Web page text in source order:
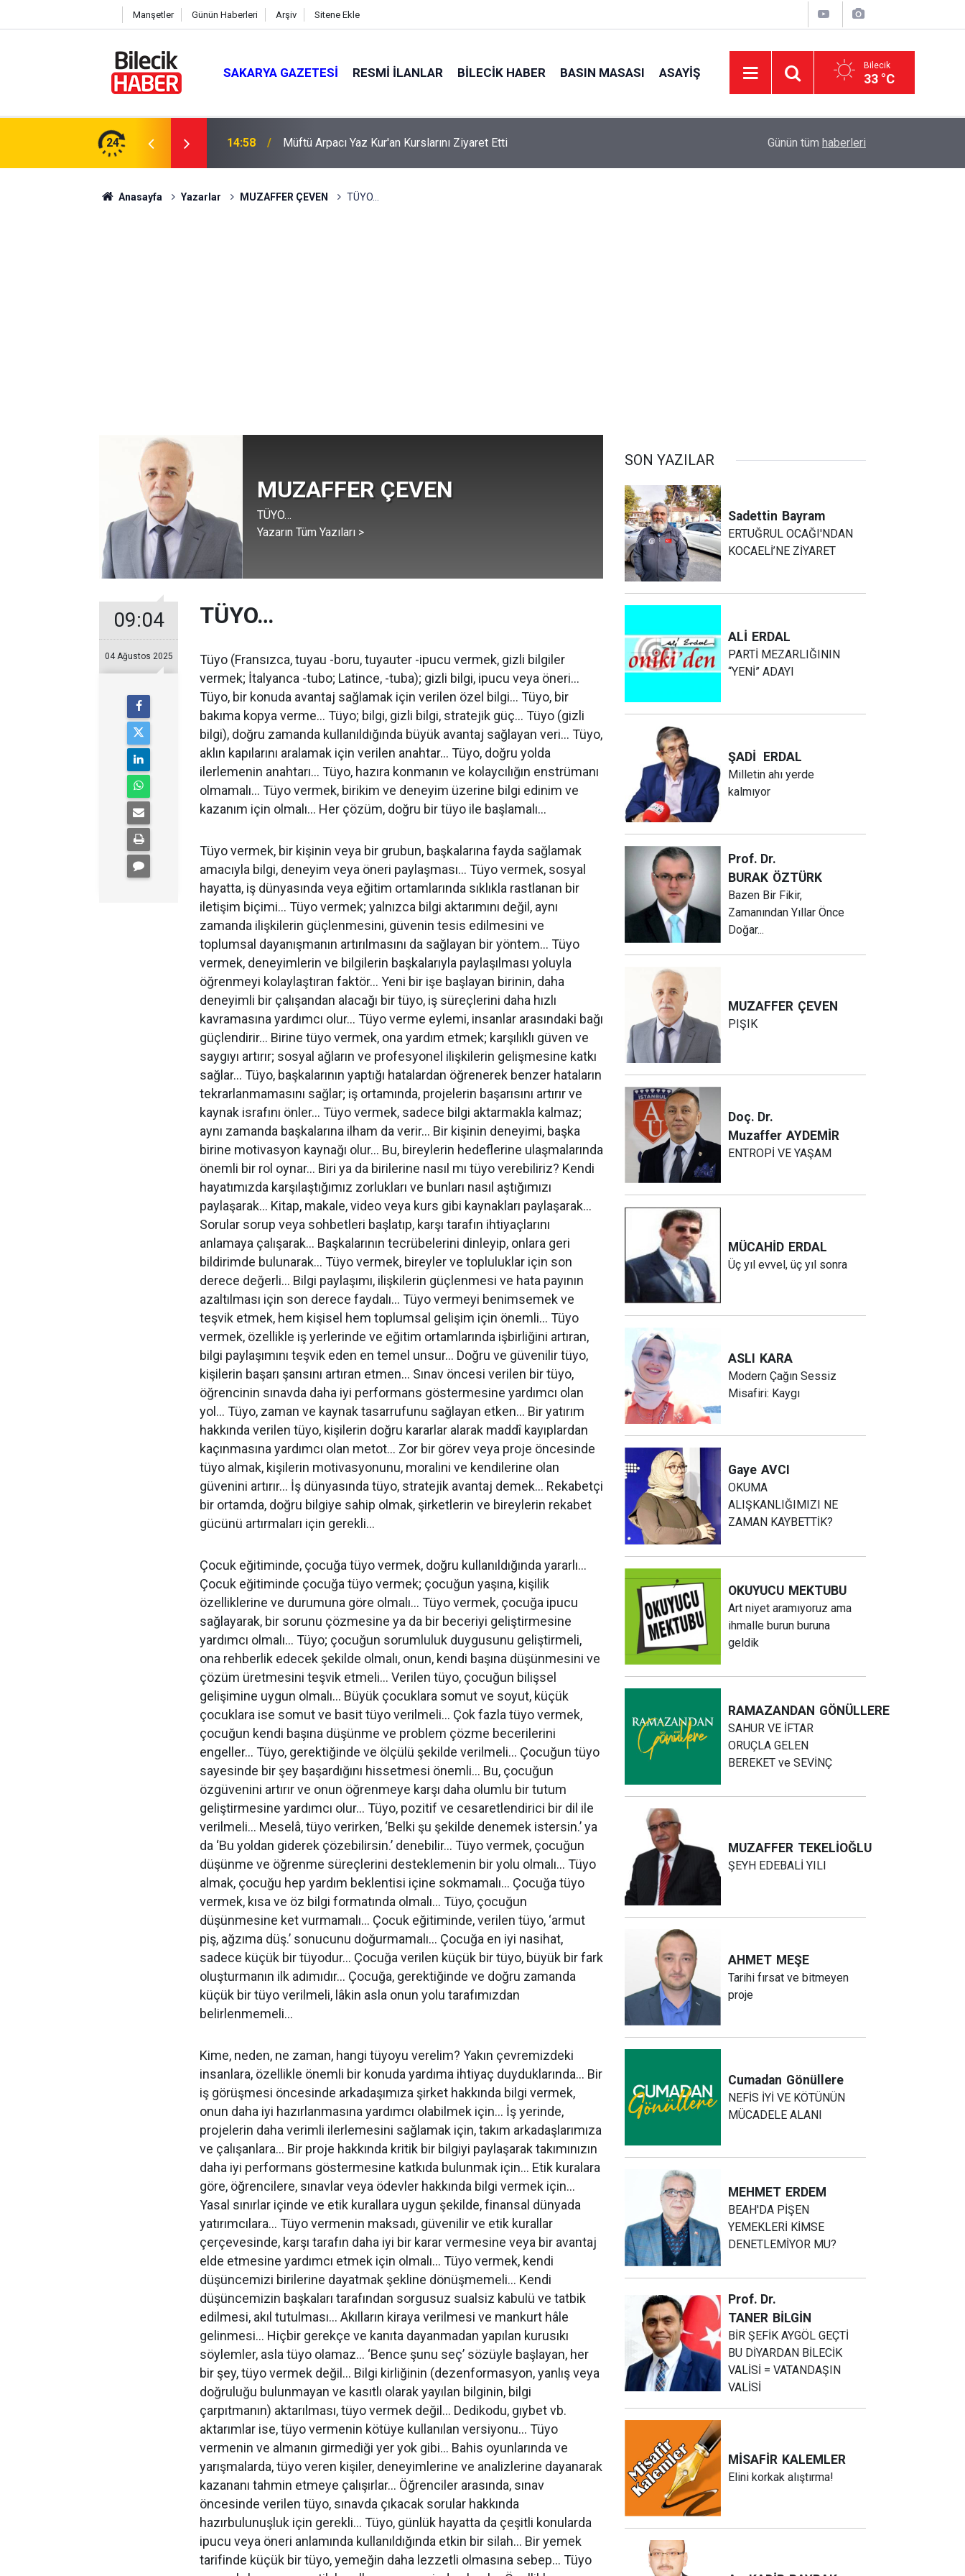
Manşetler Günün Haberleri Arşiv Sitene Ekle
SAKARYA GAZETESI RESMI İLANLAR BILECIK HABER BASIN MASASI ASAYIŞ Bilecik
33 °C
24 14:58 Müftü Arpacı Yaz Kur'an Kurslarını Ziyaret Etti Kaymakam Titiz, İncelemelerde Bulundu
Günün tüm haberleri
Anasayfa Yazarlar MUZAFFER ÇEVEN TÜYO…
MUZAFFER ÇEVEN
TÜYO…
Yazarın Tüm Yazıları >
09:04
04 Ağustos 2025
TÜYO…
Tüyo (Fransızca, tuyau -boru, tuyauter -ipucu vermek, gizli bilgiler
vermek; İtalyanca -tubo; Latince, -tuba); gizli bilgi, ipucu veya öneri…
Tüyo, bir konuda avantaj sağlamak için verilen özel bilgi… Tüyo, bir
bakıma kopya verme… Tüyo; bilgi, gizli bilgi, stratejik güç… Tüyo (gizli
bilgi), doğru zamanda kullanıldığında büyük avantaj sağlayan veri… Tüyo,
aklın kapılarını aralamak için verilen anahtar… Tüyo, doğru yolda
ilerlemenin anahtarı… Tüyo, hazıra konmanın ve kolaycılığın enstrümanı
olmamalı… Tüyo vermek, birikim ve deneyim üzerine bilgi edinim ve
kazanım için olmalı… Her çözüm, doğru bir tüyo ile başlamalı…
Tüyo vermek, bir kişinin veya bir grubun, başkalarına fayda sağlamak
amacıyla bilgi, deneyim veya öneri paylaşması… Tüyo vermek, sosyal
hayatta, iş dünyasında veya eğitim ortamlarında sıklıkla rastlanan bir
iletişim biçimi… Tüyo vermek; yalnızca bilgi aktarımını değil, aynı
zamanda ilişkilerin güçlenmesini, güvenin tesis edilmesini ve
toplumsal dayanışmanın artırılmasını da sağlayan bir yöntem… Tüyo
vermek, deneyimlerin ve bilgilerin başkalarıyla paylaşılması yoluyla
öğrenmeyi kolaylaştıran faktör… Yeni bir işe başlayan birinin, daha
deneyimli bir çalışandan alacağı bir tüyo, iş süreçlerini daha hızlı
kavramasına yardımcı olur… Tüyo verme eylemi, insanlar arasındaki bağı
güçlendirir… Birine tüyo vermek, ona yardım etmek; karşılıklı güven ve
saygıyı artırır; sosyal ağların ve profesyonel ilişkilerin gelişmesine katkı
sağlar… Tüyo, başkalarının yaptığı hatalardan öğrenerek benzer hataların
tekrarlanmamasını sağlar; iş ortamında, projelerin başarısını artırır ve
kaynak israfını önler… Tüyo vermek, sadece bilgi aktarmakla kalmaz;
aynı zamanda başkalarına ilham da verir… Bir kişinin deneyimi, başka
birine motivasyon kaynağı olur… Bu, bireylerin hedeflerine ulaşmalarında
önemli bir rol oynar… Biri ya da birilerine nasıl mı tüyo verebiliriz? Kendi
hayatımızda karşılaştığımız zorlukları ve bunları nasıl aştığımızı
paylaşarak… Kitap, makale, video veya kurs gibi kaynakları paylaşarak…
Sorular sorup veya sohbetleri başlatıp, karşı tarafın ihtiyaçlarını
anlamaya çalışarak… Başkalarının tecrübelerini dinleyip, onlara geri
bildirimde bulunarak… Tüyo vermek, bireyler ve topluluklar için son
derece değerli… Bilgi paylaşımı, ilişkilerin güçlenmesi ve hata payının
azaltılması için son derece faydalı… Tüyo vermeyi benimsemek ve
teşvik etmek, hem kişisel hem toplumsal gelişim için önemli… Tüyo
vermek, özellikle iş yerlerinde ve eğitim ortamlarında işbirliğini artıran,
bilgi paylaşımını teşvik eden en temel unsur… Doğru ve güvenilir tüyo,
kişilerin başarı şansını artıran etmen… Sınav öncesi verilen bir tüyo,
öğrencinin sınavda daha iyi performans göstermesine yardımcı olan
yol… Tüyo, zaman ve kaynak tasarrufunu sağlayan etken… Bir yatırım
hakkında verilen tüyo, kişilerin doğru kararlar alarak maddî kayıplardan
kaçınmasına yardımcı olan metot… Zor bir görev veya proje öncesinde
tüyo almak, kişilerin motivasyonunu, moralini ve kendilerine olan
güvenini artırır… İş dünyasında tüyo, stratejik avantaj demek… Rekabetçi
bir ortamda, doğru bilgiye sahip olmak, şirketlerin ve bireylerin rekabet
gücünü artırmaları için gerekli…
Çocuk eğitiminde, çocuğa tüyo vermek, doğru kullanıldığında yararlı…
Çocuk eğitiminde çocuğa tüyo vermek; çocuğun yaşına, kişilik
özelliklerine ve durumuna göre olmalı… Tüyo vermek, çocuğa ipucu
sağlayarak, bir sorunu çözmesine ya da bir beceriyi geliştirmesine
yardımcı olmalı… Tüyo; çocuğun sorumluluk duygusunu geliştirmeli,
ona rehberlik edecek şekilde olmalı, onun, kendi başına düşünmesini ve
çözüm üretmesini teşvik etmeli… Verilen tüyo, çocuğun bilişsel
gelişimine uygun olmalı… Büyük çocuklara somut ve soyut, küçük
çocuklara ise somut ve basit tüyo verilmeli… Çok fazla tüyo vermek,
çocuğun kendi başına düşünme ve problem çözme becerilerini
engeller… Tüyo, gerektiğinde ve ölçülü şekilde verilmeli… Çocuğun tüyo
sayesinde bir şey başardığını hissetmesi önemli… Bu, çocuğun
özgüvenini artırır ve onun öğrenmeye karşı daha olumlu bir tutum
geliştirmesine yardımcı olur… Tüyo, pozitif ve cesaretlendirici bir dil ile
verilmeli… Meselâ, tüyo verirken, ‘Belki şu şekilde denemek istersin.’ ya
da ‘Bu yoldan giderek çözebilirsin.’ denebilir… Tüyo vermek, çocuğun
düşünme ve öğrenme süreçlerini desteklemenin bir yolu olmalı… Tüyo
almak, çocuğu hep yardım beklentisi içine sokmamalı… Çocuğa tüyo
vermek, kısa ve öz bilgi formatında olmalı… Tüyo, çocuğun
düşünmesine ket vurmamalı… Çocuk eğitiminde, verilen tüyo, ‘armut
piş, ağzıma düş.’ sonucunu doğurmamalı… Çocuğa en iyi nasihat,
sadece küçük bir tüyodur… Çocuğa verilen küçük bir tüyo, büyük bir fark
oluşturmanın ilk adımıdır… Çocuğa, gerektiğinde ve doğru zamanda
küçük bir tüyo verilmeli, lâkin asla onun yolu tarafımızdan
belirlenmemeli…
Kime, neden, ne zaman, hangi tüyoyu verelim? Yakın çevremizdeki
insanlara, özellikle önemli bir konuda yardıma ihtiyaç duyduklarında… Bir
iş görüşmesi öncesinde arkadaşımıza şirket hakkında bilgi vermek,
onun daha iyi hazırlanmasına yardımcı olabilmek için… İş yerinde,
projelerin daha verimli ilerlemesini sağlamak için, takım arkadaşlarımıza
ve çalışanlara… Bir proje hakkında kritik bir bilgiyi paylaşarak takımınızın
daha iyi performans göstermesine katkıda bulunmak için… Etik kuralara
göre, öğrencilere, sınavlar veya ödevler hakkında bilgi vermek için…
Yasal sınırlar içinde ve etik kurallara uygun şekilde, finansal dünyada
yatırımcılara… Tüyo vermenin maksadı, güvenilir ve etik kurallar
çerçevesinde, karşı tarafın daha iyi bir karar vermesine veya bir avantaj
elde etmesine yardımcı etmek için olmalı… Tüyo vermek, kendi
düşüncemizi birilerine dayatmak şekline dönüşmemeli… Kendi
düşüncemizin başkaları tarafından sorgusuz sualsiz kabulü ve tatbik
edilmesi, akıl tutulması… Akılların kiraya verilmesi ve mankurt hâle
gelinmesi… Hiçbir gerekçe ve kanıta dayanmadan yapılan kurusıkı
söylemler, asla tüyo olamaz… ‘Bence şunu seç’ sözüyle başlayan, her
bir şey, tüyo vermek değil… Bilgi kirliğinin (dezenformasyon, yanlış veya
doğruluğu bulunmayan ve kasıtlı olarak yayılan bilginin, bilgi
çarpıtmanın) aktarılması, tüyo vermek değil… Dedikodu, gıybet vb.
aktarımlar ise, tüyo vermenin kötüye kullanılan versiyonu… Tüyo
vermenin ve almanın girmediği yer yok gibi… Bahis oyunlarında ve
yarışmalarda, tüyo veren kişiler, deneyimlerine ve analizlerine dayanarak
kazananı tahmin etmeye çalışırlar... Öğrenciler arasında, sınav
öncesinde verilen tüyo, sınavda çıkacak sorular hakkında
hazırbulunuşluk için gerekli… Tüyo, günlük hayatta da çeşitli konularda
ipucu veya öneri anlamında kullanıldığında etkin bir silah… Bir yemek
tarifinde küçük bir tüyo, yemeğin daha lezzetli olmasına sebep… Tüyo
SON YAZILAR
Sadettin Bayram
ERTUĞRUL OCAĞI'NDAN
KOCAELİ’NE ZİYARET
ALİ ERDAL
PARTİ MEZARLIĞININ
“YENİ” ADAYI
ŞADİ ERDAL
Milletin ahı yerde
kalmıyor
Prof. Dr.
BURAK ÖZTÜRK
Bazen Bir Fikir,
Zamanından Yıllar Önce
Doğar...
MUZAFFER ÇEVEN
PIŞIK
Doç. Dr.
Muzaffer AYDEMİR
ENTROPİ VE YAŞAM
MÜCAHİD ERDAL
Üç yıl evvel, üç yıl sonra
ASLI KARA
Modern Çağın Sessiz
Misafiri: Kaygı
Gaye AVCI
OKUMA
ALIŞKANLIĞIMIZI NE
ZAMAN KAYBETTİK?
OKUYUCU MEKTUBU
Art niyet aramıyoruz ama
ihmalle burun buruna
geldik
RAMAZANDAN GÖNÜLLERE
SAHUR VE İFTAR
ORUÇLA GELEN
BEREKET ve SEVİNÇ
MUZAFFER TEKELİOĞLU
ŞEYH EDEBALİ YILI
AHMET MEŞE
Tarihi fırsat ve bitmeyen
proje
Cumadan Gönüllere
NEFİS İYİ VE KÖTÜNÜN
MÜCADELE ALANI
MEHMET ERDEM
BEAH'DA PİŞEN
YEMEKLERİ KİMSE
DENETLEMİYOR MU?
Prof. Dr.
TANER BİLGİN
BİR ŞEFİK AYGÖL GEÇTİ
BU DİYARDAN BİLECİK
VALİSİ = VATANDAŞIN
VALİSİ
MİSAFİR KALEMLER
Elini korkak alıştırma!